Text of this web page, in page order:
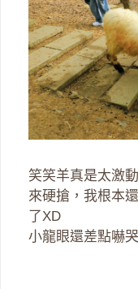
笑笑羊真是太激
來硬搶，我根本
了XD
小龍眼還差點嚇